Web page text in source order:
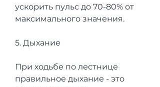
ускорить пульс до 70-80% от
максимального значения.
5. Дыхание
При ходьбе по лестнице
правильное дыхание - это